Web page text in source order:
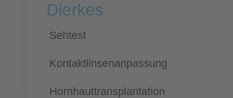
Dierkes
Sehtest
Kontaktlinsenanpassung
Hornhauttransplantation